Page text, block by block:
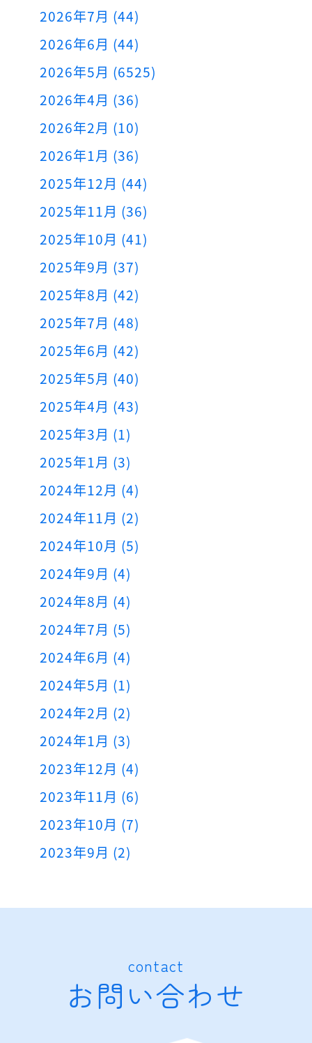
2026年7月 (44)
2026年6月 (44)
2026年5月 (6525)
2026年4月 (36)
2026年2月 (10)
2026年1月 (36)
2025年12月 (44)
2025年11月 (36)
2025年10月 (41)
2025年9月 (37)
2025年8月 (42)
2025年7月 (48)
2025年6月 (42)
2025年5月 (40)
2025年4月 (43)
2025年3月 (1)
2025年1月 (3)
2024年12月 (4)
2024年11月 (2)
2024年10月 (5)
2024年9月 (4)
2024年8月 (4)
2024年7月 (5)
2024年6月 (4)
2024年5月 (1)
2024年2月 (2)
2024年1月 (3)
2023年12月 (4)
2023年11月 (6)
2023年10月 (7)
2023年9月 (2)
contact
お問い合わせ